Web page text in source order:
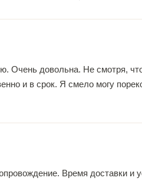
Очень довольна. Не смотря,
и в срок. Я смело могу
Время доставки и